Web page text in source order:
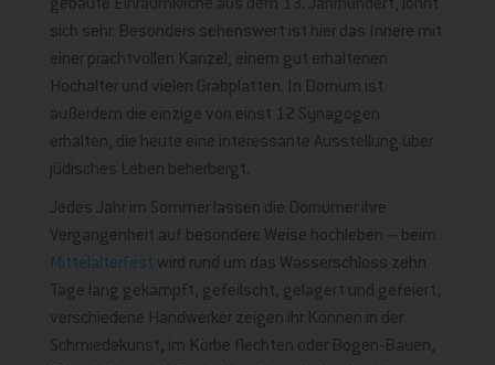
gebaute Einraumkirche aus dem 13. Jahrhundert, lohnt
sich sehr. Besonders sehenswert ist hier das Innere mit
einer prachtvollen Kanzel, einem gut erhaltenen
Hochalter und vielen Grabplatten. In Dornum ist
außerdem die einzige von einst 12 Synagogen
erhalten, die heute eine interessante Ausstellung über
jüdisches Leben beherbergt.
Jedes Jahr im Sommer lassen die Dornumer ihre
Vergangenheit auf besondere Weise hochleben – beim
Mittelalterfest wird rund um das Wasserschloss zehn
Tage lang gekämpft, gefeilscht, gelagert und gefeiert,
verschiedene Handwerker zeigen ihr Können in der
Schmiedekunst, im Körbe flechten oder Bogen-Bauen,